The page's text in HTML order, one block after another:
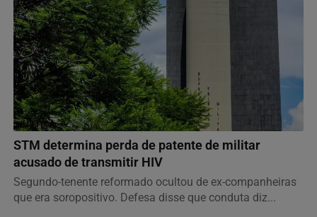
JUSTIÇA
STM determina perda de patente de militar
acusado de transmitir HIV
Segundo-tenente reformado ocultou de ex-companheiras
que era soropositivo. Defesa disse que conduta diz...